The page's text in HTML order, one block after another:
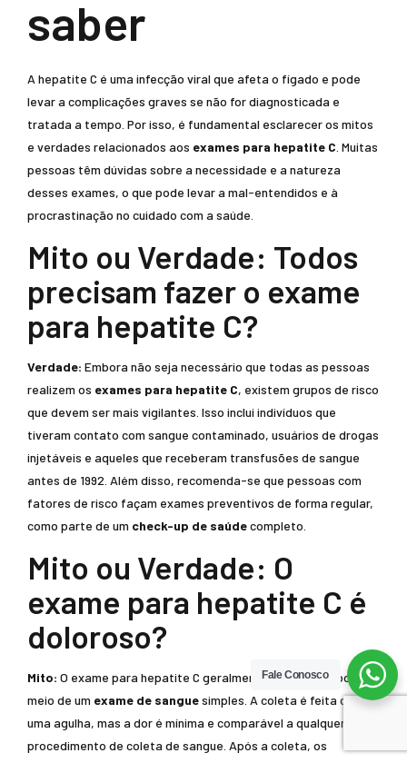
saber
A hepatite C é uma infecção viral que afeta o fígado e pode
levar a complicações graves se não for diagnosticada e
tratada a tempo. Por isso, é fundamental esclarecer os mitos
e verdades relacionados aos exames para hepatite C . Muitas
pessoas têm dúvidas sobre a necessidade e a natureza
desses exames, o que pode levar a mal-entendidos e à
procrastinação no cuidado com a saúde.
Mito ou Verdade: Todos
precisam fazer o exame
para hepatite C?
Verdade: Embora não seja necessário que todas as pessoas
realizem os exames para hepatite C, existem grupos de risco
que devem ser mais vigilantes. Isso inclui indivíduos que
tiveram contato com sangue contaminado, usuários de drogas
injetáveis e aqueles que receberam transfusões de sangue
antes de 1992. Além disso, recomenda-se que pessoas com
fatores de risco façam exames preventivos de forma regular,
como parte de um check-up de saúdecompleto.
Mito ou Verdade: O
exame para hepatite C é
doloroso?
Mito: O exame para hepatite C geralmente é realizado por
meio de um exame de sanguesimples. A coleta é feita com
uma agulha, mas a dor é mínima e comparável a qualquer outro
procedimento de coleta de sangue. Após a coleta, os
Fale Conosco